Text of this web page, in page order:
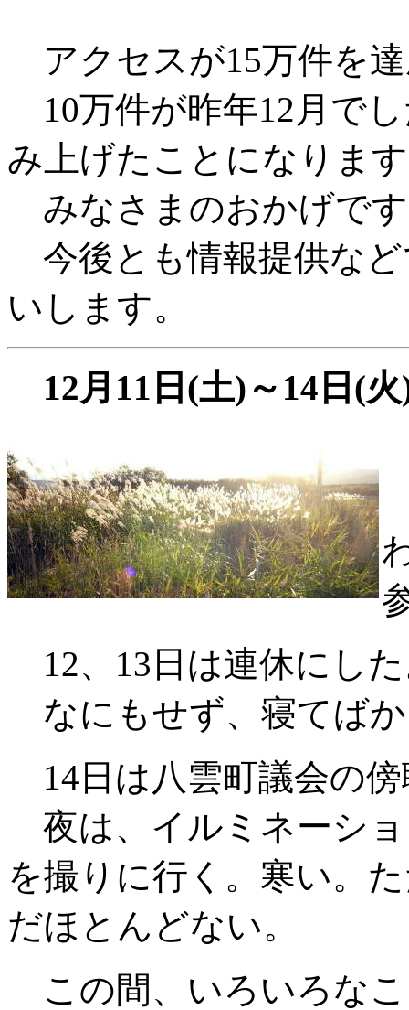
アクセスが15万件を
10万件が昨年12月で
み上げたことになりま
みなさまのおかげで
今後とも情報提供な
いします。
12月11日(土)～14日(火
12、13日は連休にし
なにもせず、寝てば
14日は八雲町議会の
夜は、イルミネーシ
を撮りに行く。寒い。
だほとんどない。
この間、いろいろな